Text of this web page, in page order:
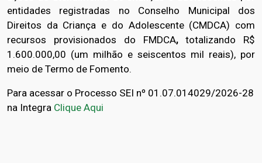
entidades registradas no Conselho Municipal dos
Direitos da Criança e do Adolescente (CMDCA) com
recursos provisionados do FMDCA, totalizando R$
1.600.000,00 (um milhão e seiscentos mil reais), por
meio de Termo de Fomento.
Para acessar o Processo SEI nº 01.07.014029/2026-28
na Integra Clique Aqui